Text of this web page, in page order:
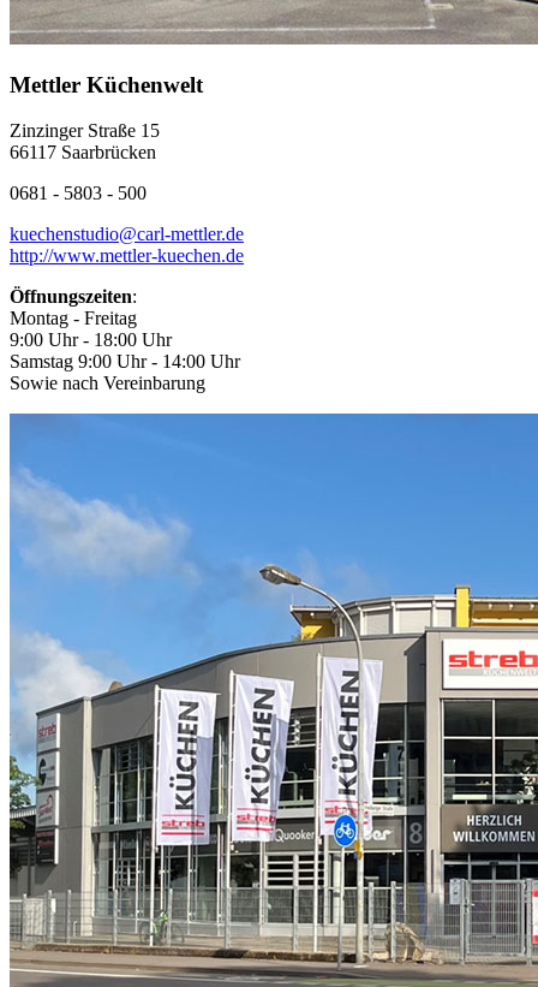
Mettler Küchenwelt
Zinzinger Straße 15
66117 Saarbrücken
0681 - 5803 - 500
kuechenstudio@carl-mettler.de
http://www.mettler-kuechen.de
Öffnungszeiten:
Montag - Freitag
9:00 Uhr - 18:00 Uhr
Samstag 9:00 Uhr - 14:00 Uhr
Sowie nach Vereinbarung